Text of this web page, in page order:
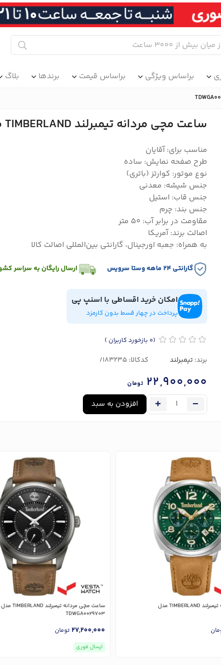
براساس ویژگی براساس قیمت برندها بلاگ
ساعت مچی مردانه تیمبرلند TIMBERLAND مدل TDWGA0083202
مناسب برای: آقایان
طرح صفحه نمایش: ساده
نوع موتور: کوارتز (باتری)
جنس شیشه: معدنی
جنس قاب: استیل
جنس بند: چرم
مقاومت در برابر آب: 50 متر
اصالت برند: آمریکا
به همراه: جعبه اورجینال، گارانتی بین‌المللی اصالت کالا
گارانتی ۲۴ ماهه وستا سرویس ارسال رایگان به سراسر
امکان خرید اقساطی با اسنپ پی
پرداخت در چهار قسط بدون کارمزد
(0 بازخورد کاربران )
برند:تیمبرلند کدکالا:
22,900,000 تومان
افزودن به سبد
ساعت مچی مردانه تیمبرلند TIMBERLAND مدل
ساعت مچی مردانه تیمبرلند TIMBERLAND مدل
TDWGA0029703
27,200,000 تومان
ارسال فوری